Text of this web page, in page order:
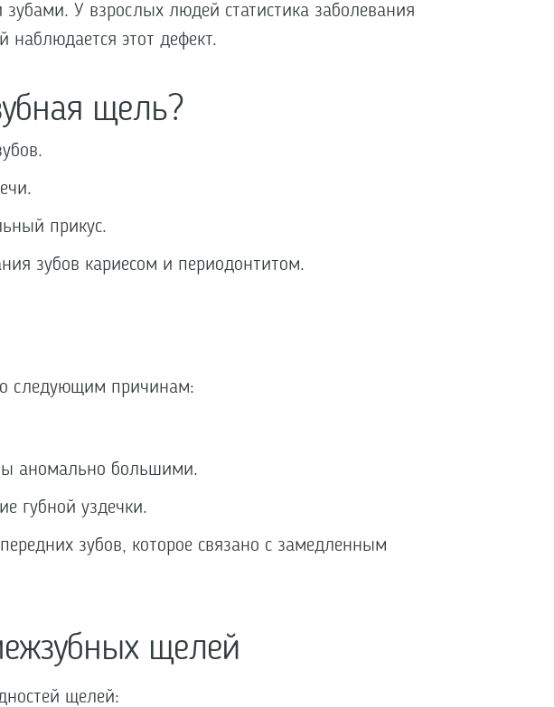
У взрослых людей статистика заболевания
наблюдается этот дефект.
щель?
прикус.
зубов кариесом и периодонтитом.
следующим причинам:
аномально большими.
губной уздечки.
зубов, которое связано с замедленным
щелей
щелей: